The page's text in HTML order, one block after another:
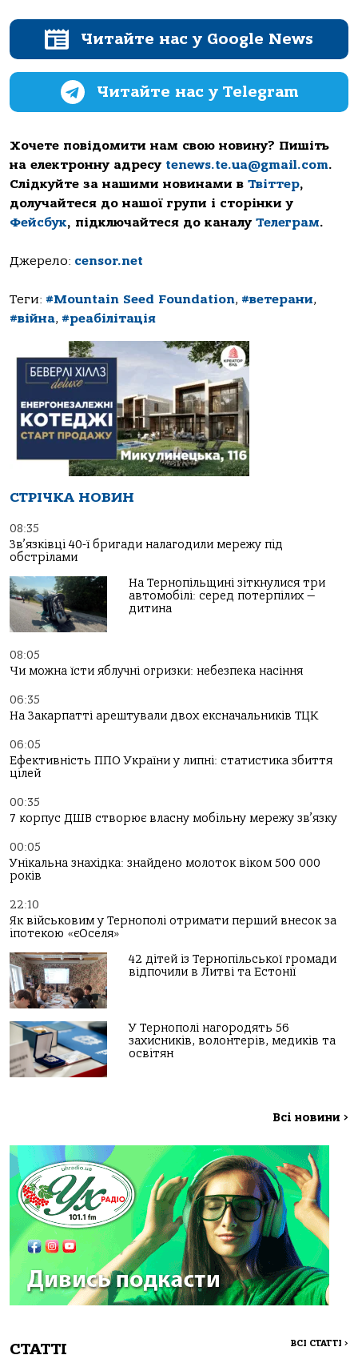
Читайте нас у Google News
Читайте нас у Telegram
Хочете повідомити нам свою новину? Пишіть
на електронну адресу tenews.te.ua@gmail.com.
Слідкуйте за нашими новинами в Твіттер,
долучайтеся до нашої групи і сторінки у
Фейсбук, підключайтеся до каналу Телеграм.
Джерело: censor.net
Теги: #Mountain Seed Foundation, #ветерани,
#війна, #реабілітація
СТРІЧКА НОВИН
08:35
Зв’язківці 40-ї бригади налагодили мережу під
обстрілами
На Тернопільщині зіткнулися три
автомобілі: серед потерпілих —
дитина
08:05
Чи можна їсти яблучні огризки: небезпека насіння
06:35
На Закарпатті арештували двох ексначальників ТЦК
06:05
Ефективність ППО України у липні: статистика збиття
цілей
00:35
7 корпус ДШВ створює власну мобільну мережу зв’язку
00:05
Унікальна знахідка: знайдено молоток віком 500 000
років
22:10
Як військовим у Тернополі отримати перший внесок за
іпотекою «єОселя»
42 дітей із Тернопільської громади
відпочили в Литві та Естонії
У Тернополі нагородять 56
захисників, волонтерів, медиків та
освітян
Всі новини >
СТАТТІ ВСІ СТАТТІ >